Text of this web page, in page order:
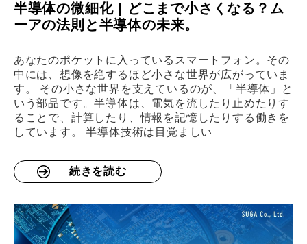
半導体の微細化 | どこまで小さくなる？ム
ーアの法則と半導体の未来。
あなたのポケットに入っているスマートフォン。その
中には、想像を絶するほど小さな世界が広がっていま
す。 その小さな世界を支えているのが、「半導体」と
いう部品です。半導体は、電気を流したり止めたりす
ることで、計算したり、情報を記憶したりする働きを
しています。 半導体技術は目覚ましい
続きを読む